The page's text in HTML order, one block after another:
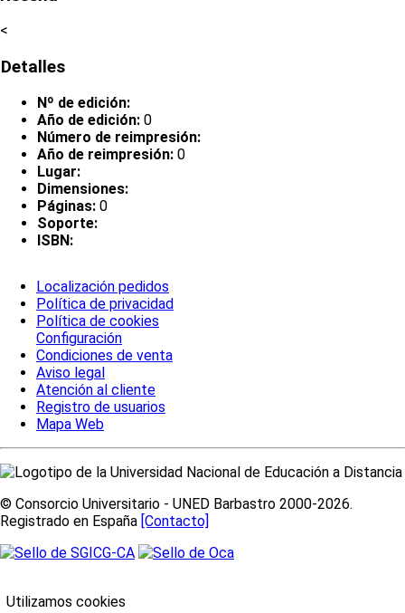
<
Detalles
Nº de edición:
Año de edición: 0
Número de reimpresión:
Año de reimpresión: 0
Lugar:
Dimensiones:
Páginas: 0
Soporte:
ISBN:
Localización pedidos
Política de privacidad
Política de cookies
Configuración
Condiciones de venta
Aviso legal
Atención al cliente
Registro de usuarios
Mapa Web
© Consorcio Universitario - UNED Barbastro 2000-2026.
Registrado en España [Contacto]
Utilizamos cookies